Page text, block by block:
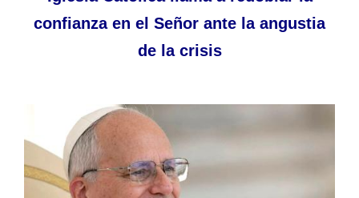
confianza en el Señor ante la angustia
de la crisis